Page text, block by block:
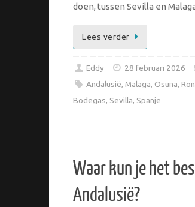
doen, tussen Sevilla en
Lees verder
Eddy 28 februari 2026
Andalusië,Malaga, Osuna,
Bodegas, Sevilla, Spanje
Waar kun je het
Andalusië?